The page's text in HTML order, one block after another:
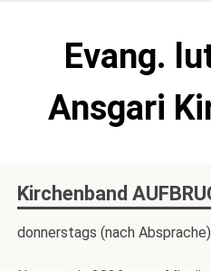
Evang.
Ansgari
Kirchenband
donnerstags (nach